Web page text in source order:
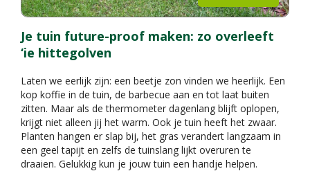
Je tuin future-proof maken: zo overleeft
‘ie hittegolven
Laten we eerlijk zijn: een beetje zon vinden we heerlijk. Een
kop koffie in de tuin, de barbecue aan en tot laat buiten
zitten. Maar als de thermometer dagenlang blijft oplopen,
krijgt niet alleen jij het warm. Ook je tuin heeft het zwaar.
Planten hangen er slap bij, het gras verandert langzaam in
een geel tapijt en zelfs de tuinslang lijkt overuren te
draaien. Gelukkig kun je jouw tuin een handje helpen.